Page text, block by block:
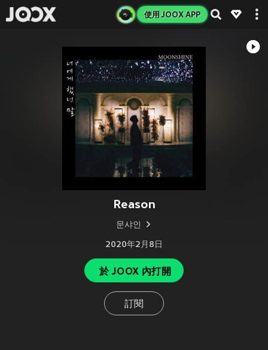
使用 JOOX APP
Reason
문샤인
2020年2月8日
於 JOOX 內打開
訂閱